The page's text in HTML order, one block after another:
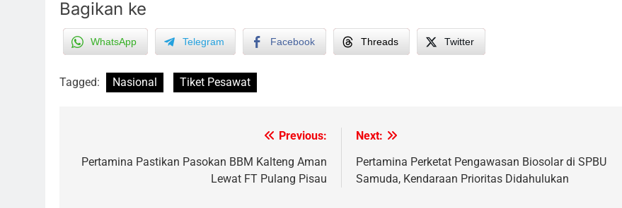
Bagikan ke
WhatsApp Telegram Facebook Threads Twitter
Tagged: Nasional Tiket Pesawat
navigation
Previous:
Pertamina Pastikan Pasokan BBM Kalteng Aman
Lewat FT Pulang Pisau
Next:
Pertamina Perketat Pengawasan Biosolar di SPBU
Samuda, Kendaraan Prioritas Didahulukan
5
Manajemen FEB UPR Cetak
Kebakaran Hebat Ludeskan
Permukiman di Pasar Besar